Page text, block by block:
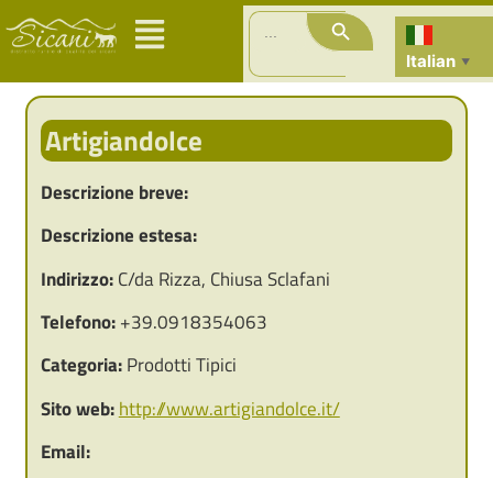
Search
for:
Search Button
Italian ▼
Artigiandolce
Descrizione breve:
Descrizione estesa:
Indirizzo:C/da Rizza, Chiusa Sclafani
Telefono:+39.0918354063
Categoria:Prodotti Tipici
Sito web: http://www.artigiandolce.it/
Email: